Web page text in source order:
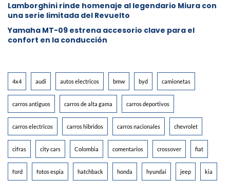
Lamborghini rinde homenaje al legendario Miura con
una serie limitada del Revuelto
Yamaha MT-09 estrena accesorio clave para el
confort en la conducción
4x4 audi autos electricos bmw byd camionetas
carros antiguos carros de alta gama carros deportivos
carros electricos carros hibridos carros nacionales chevrolet
cifras city cars Colombia comentarios crossover fiat
ford fotos espia hatchback honda hyundai jeep kia